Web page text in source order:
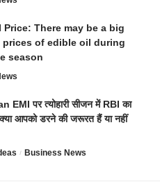
Price: There may be a big
of edible oil during
season
EMI पर त्योहारी सीजन में RBI का
आपको डरने की जरूरत हैं या नहीं
Business News